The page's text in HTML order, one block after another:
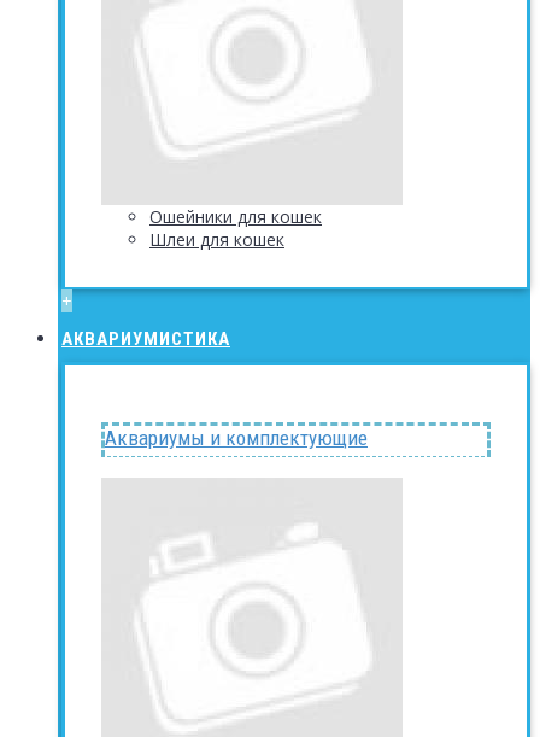
Ошейники для кошек
Шлеи для кошек
+
АКВАРИУМИСТИКА
Аквариумы и комплектующие